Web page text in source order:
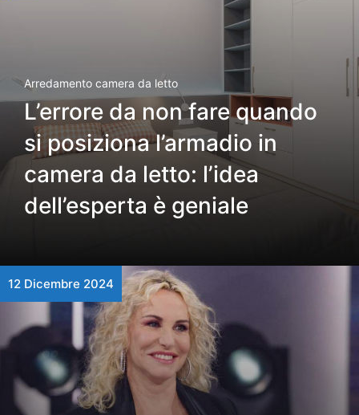
Arredamento camera da letto
L’errore da non fare quando
si posiziona l’armadio in
camera da letto: l’idea
dell’esperta è geniale
12 Dicembre 2024